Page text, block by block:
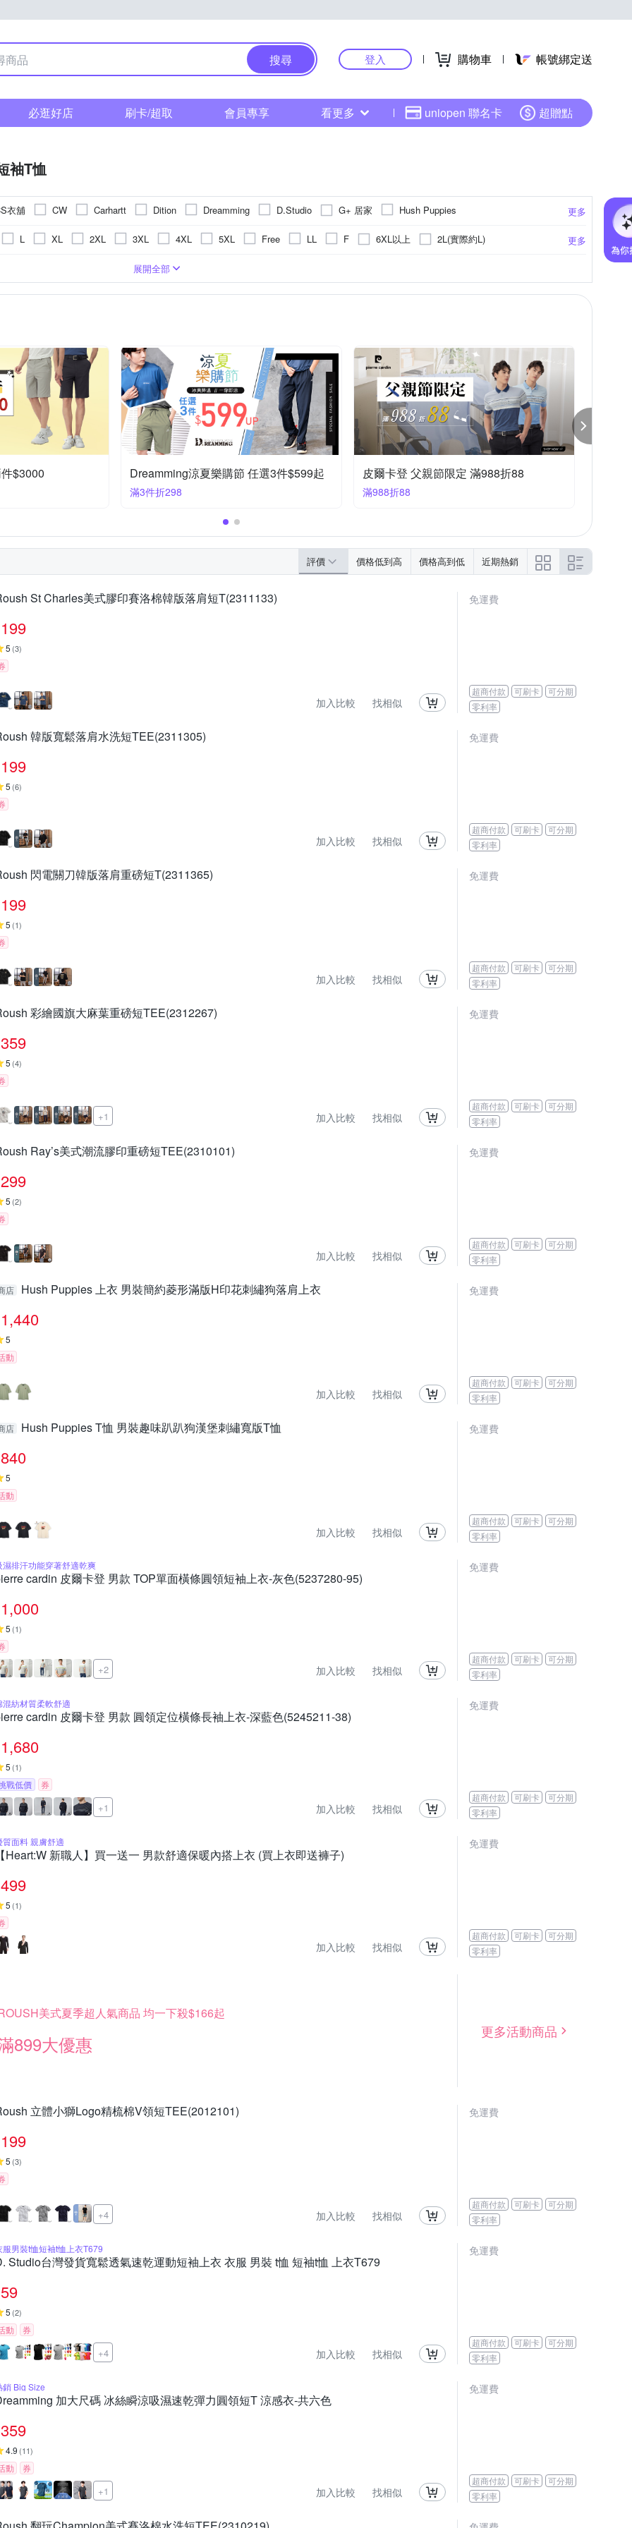
搜尋 登入 購物車 帳號綁定送
必逛好店 刷卡/超取 會員專享 看更多 uniopen 聯名卡 超贈點
袖T恤
更多
衣舖 CW Carhartt Dition Dreamming D.Studio G+ 居家
Hush Puppies
Minidesign
ModaCore 摩達客 Mini 嚴選 NoMorre oillio 歐洲貴族
pierre cardin 皮爾卡登
更多
L XL 2XL 3XL 4XL 5XL Free LL F 6XL以上
2L(實際約L)
格紋
背心(無袖T恤)
一般版型
展開全部
$3000 Dreamming涼夏樂購節 任選3件$599起
滿3件折298
皮爾卡登 父親節限定 滿988折88
滿988折88
評價 價格低到高 價格高到低 近期熱銷
St Charles美式膠印賽洛棉韓版落肩短T(2311133)
199
5 (3)
加入比較 找相似
免運費
超商付款 可刷卡
可分期
零利率
韓版寬鬆落肩水洗短TEE(2311305)
199
5 (6)
加入比較 找相似
免運費
超商付款 可刷卡
可分期
零利率
閃電關刀韓版落肩重磅短T(2311365)
199
5 (1)
加入比較 找相似
免運費
超商付款 可刷卡
可分期
零利率
彩繪國旗大麻葉重磅短TEE(2312267)
359
5 (4)
+1 加入比較 找相似
免運費
超商付款 可刷卡
可分期
零利率
Ray’s美式潮流膠印重磅短TEE(2310101)
299
5 (2)
加入比較 找相似
免運費
超商付款 可刷卡
可分期
零利率
店 Hush Puppies 上衣 男裝簡約菱形滿版H印花刺繡狗落肩上衣
1,440
5
動
加入比較 找相似
免運費
超商付款 可刷卡
可分期
零利率
店 Hush Puppies T恤 男裝趣味趴趴狗漢堡刺繡寬版T恤
840
5
動
加入比較 找相似
免運費
超商付款 可刷卡
可分期
零利率
濕排汗功能穿著舒適乾爽
cardin 皮爾卡登 男款 TOP單面橫條圓領短袖上衣-灰色(5237280-95)
1,000
5 (1)
+2 加入比較 找相似
免運費
超商付款 可刷卡
可分期
零利率
混紡材質柔軟舒適
cardin 皮爾卡登 男款 圓領定位橫條長袖上衣-深藍色(5245211-38)
1,680
5 (1)
戰低價 券
+1 加入比較 找相似
免運費
超商付款 可刷卡
可分期
零利率
質面料 親膚舒適
Heart:W 新職人】買一送一 男款舒適保暖內搭上衣 (買上衣即送褲子)
499
5 (1)
加入比較 找相似
免運費
超商付款 可刷卡
可分期
零利率
美式夏季超人氣商品 均一下殺$166起
899大優惠
更多活動商品
立體小獅Logo精梳棉V領短TEE(2012101)
199
5 (3)
+4 加入比較 找相似
免運費
超商付款 可刷卡
可分期
零利率
服男裝t恤短袖t恤上衣T679
Studio台灣發貨寬鬆透氣速乾運動短袖上衣 衣服 男裝 t恤 短袖t恤 上衣T679
59
5 (2)
動 券
+4 加入比較 找相似
免運費
超商付款 可刷卡
可分期
零利率
銷 Big Size
加大尺碼 冰絲瞬涼吸濕速乾彈力圓領短T 涼感衣-共六色
359
4.9 (11)
動 券
+1 加入比較 找相似
免運費
超商付款 可刷卡
可分期
零利率